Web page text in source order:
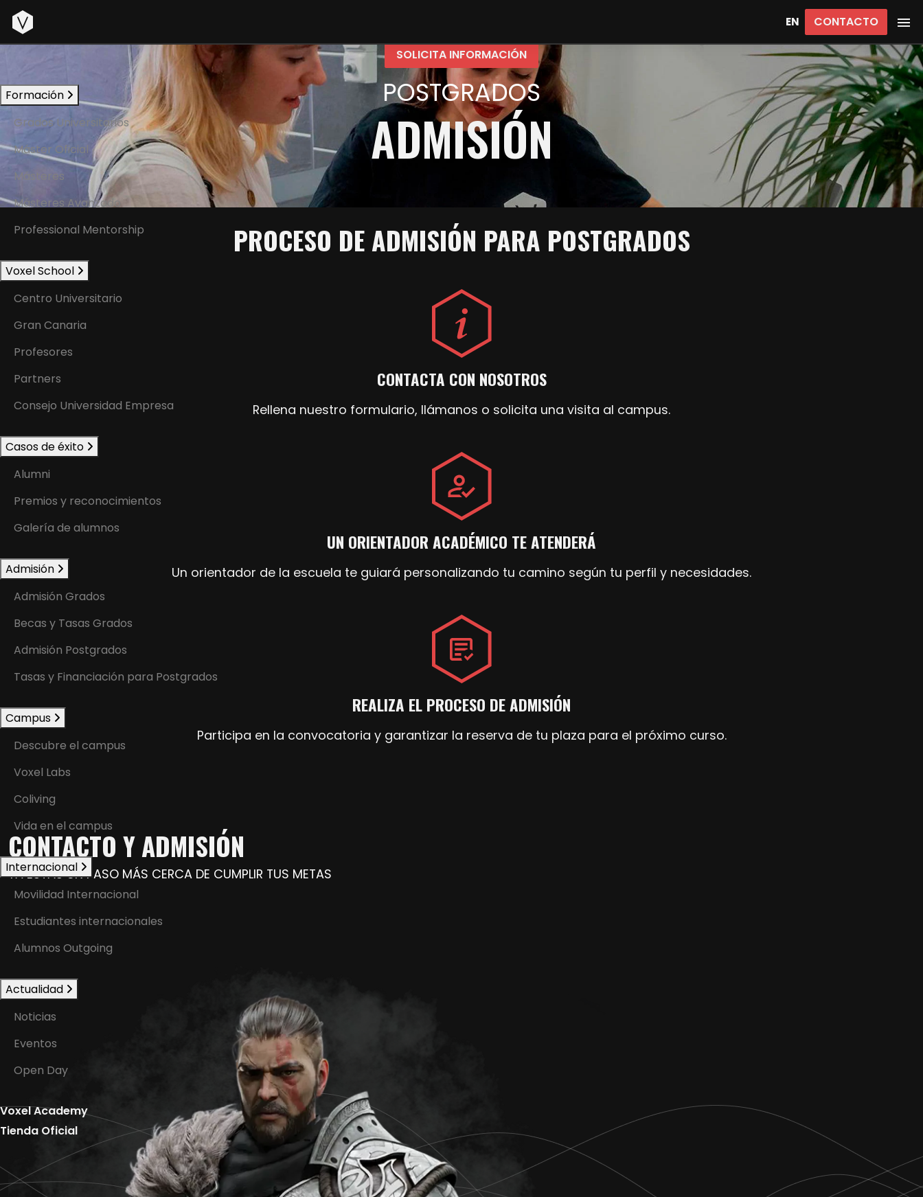
EN CONTACTO
Inicio
SOLICITA INFORMACIÓN
Formación
Grados Universitarios
Máster Oficial
Másteres
Másteres Avanzado
Professional Mentorship
Voxel School
Centro Universitario
Gran Canaria
Profesores
Partners
Consejo Universidad Empresa
Casos de éxito
Alumni
Premios y reconocimientos
Galería de alumnos
Admisión
Admisión Grados
Becas y Tasas Grados
Admisión Postgrados
Tasas y Financiación para Postgrados
Campus
Descubre el campus
Voxel Labs
Coliving
Vida en el campus
Internacional
Movilidad Internacional
Estudiantes internacionales
Alumnos Outgoing
Actualidad
Noticias
Eventos
Open Day
Voxel Academy
Tienda Oficial
POSTGRADOS
ADMISIÓN
PROCESO DE ADMISIÓN PARA POSTGRADOS
CONTACTA CON NOSOTROS
Rellena nuestro formulario, llámanos o solicita una visita al campus.
UN ORIENTADOR ACADÉMICO TE ATENDERÁ
Un orientador de la escuela te guiará personalizando tu camino según tu perfil y necesidades.
REALIZA EL PROCESO DE ADMISIÓN
Participa en la convocatoria y garantizar la reserva de tu plaza para el próximo curso.
CONTACTO Y ADMISIÓN
YA ESTÁS UN PASO MÁS CERCA DE CUMPLIR TUS METAS